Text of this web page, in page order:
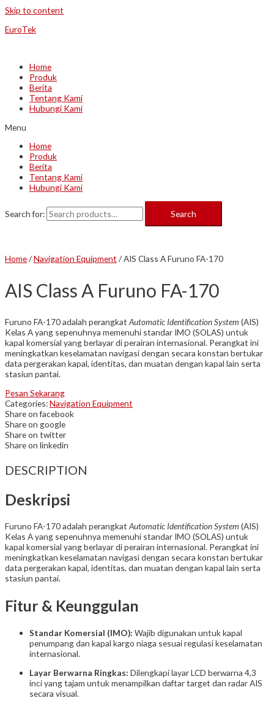
Skip to content
EuroTek
Home
Produk
Berita
Tentang Kami
Hubungi Kami
Menu
Home
Produk
Berita
Tentang Kami
Hubungi Kami
Search for: Search
Home/Navigation Equipment / AIS Class A Furuno FA-170
AIS Class A Furuno FA-170
Furuno FA-170 adalah perangkat Automatic Identification System (AIS)
Kelas A yang sepenuhnya memenuhi standar IMO (SOLAS) untuk
kapal komersial yang berlayar di perairan internasional. Perangkat ini
meningkatkan keselamatan navigasi dengan secara konstan bertukar
data pergerakan kapal, identitas, dan muatan dengan kapal lain serta
stasiun pantai.
Pesan Sekarang
Categories:Navigation Equipment
Share on facebook
Share on google
Share on twitter
Share on linkedin
DESCRIPTION
Deskripsi
Furuno FA-170 adalah perangkat Automatic Identification System (AIS)
Kelas A yang sepenuhnya memenuhi standar IMO (SOLAS) untuk
kapal komersial yang berlayar di perairan internasional. Perangkat ini
meningkatkan keselamatan navigasi dengan secara konstan bertukar
data pergerakan kapal, identitas, dan muatan dengan kapal lain serta
stasiun pantai.
Fitur & Keunggulan
Standar Komersial (IMO): Wajib digunakan untuk kapal
penumpang dan kapal kargo niaga sesuai regulasi keselamatan
internasional.
Layar Berwarna Ringkas: Dilengkapi layar LCD berwarna 4,3
inci yang tajam untuk menampilkan daftar target dan radar AIS
secara visual.